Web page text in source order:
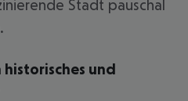
Stadt pauschal
und